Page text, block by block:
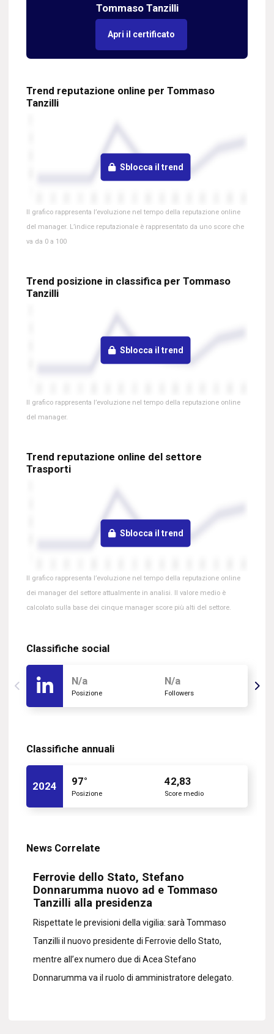
Tommaso Tanzilli
Apri il certificato
Trend reputazione online per Tommaso
Tanzilli
Sblocca il trend
Il grafico rappresenta l’evoluzione nel tempo della reputazione online
del manager. L’indice reputazionale è rappresentato da uno score che
va da 0 a 100
Trend posizione in classifica per Tommaso
Tanzilli
Sblocca il trend
Il grafico rappresenta l’evoluzione nel tempo della reputazione online
del manager.
Trend reputazione online del settore
Trasporti
Sblocca il trend
Il grafico rappresenta l’evoluzione nel tempo della reputazione online
dei manager del settore attualmente in analisi. Il valore medio è
calcolato sulla base dei cinque manager score più alti del settore.
Classifiche social
N/a
Posizione
N/a
Followers
Classifiche annuali
2024 97°
Posizione
42,83
Score medio
News Correlate
Ferrovie dello Stato, Stefano
Donnarumma nuovo ad e Tommaso
Tanzilli alla presidenza
Rispettate le previsioni della vigilia: sarà Tommaso
Tanzilli il nuovo presidente di Ferrovie dello Stato,
mentre all’ex numero due di Acea Stefano
Donnarumma va il ruolo di amministratore delegato.